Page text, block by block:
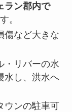
ラン郡内で
。
傷など大きな
・リバーの水
水し、洪水へ
ウンの駐車可